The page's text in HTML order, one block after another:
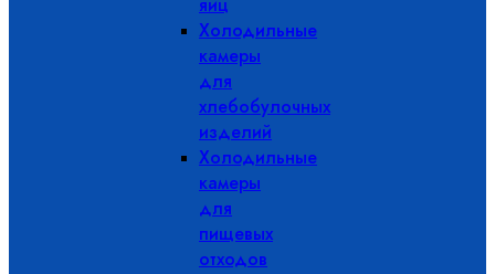
яиц
Холодильные
камеры
для
хлебобулочных
изделий
Холодильные
камеры
для
пищевых
отходов